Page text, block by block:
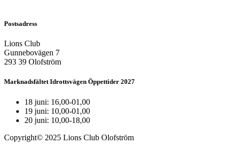
Postsadress
Lions Club
Gunnebovägen 7
293 39 Olofström
Marknadsfältet Idrottsvägen Öppettider 2027
18 juni: 16,00-01,00
19 juni: 10,00-01,00
20 juni: 10,00-18,00
Copyright© 2025 Lions Club Olofström